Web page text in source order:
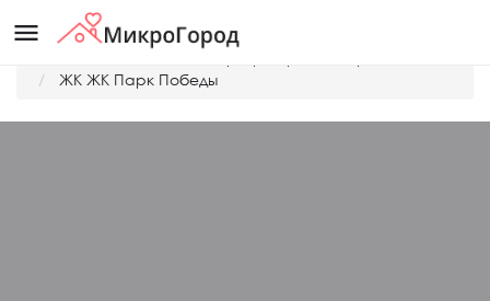
menu
ЖК ЖК Парк Победы